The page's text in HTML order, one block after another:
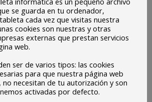
ha sido la realización de un
experiencia de alimentación escolar
realizado por los alumnos y alumnas de
de 4° de la ESO.
por una alimentación saludable» y
de compartirlo con todos vosotros.
se guarda en tu ordenador,
cada vez que visitas nuestra
cookies son nuestras y otras
externas que prestan servicios
web.
ser de varios tipos: las cookies
para que nuestra página web
necesitan de tu autorización y son
activadas por defecto.